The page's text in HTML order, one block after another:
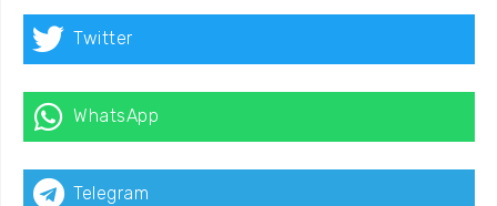
Twitter
WhatsApp
Telegram